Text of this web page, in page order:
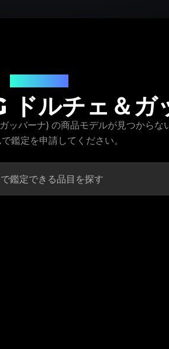
ルチェ＆ガ
バーナ) の商品モデルが見つからな
鑑定を申請してください。